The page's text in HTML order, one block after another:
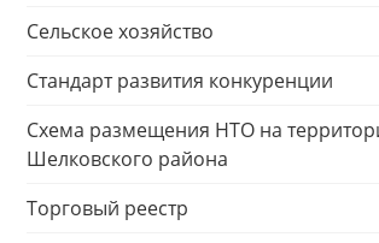
Сельское хозяйство
Стандарт развития конкуренции
Схема размещения НТО на
Шелковского района
Торговый реестр